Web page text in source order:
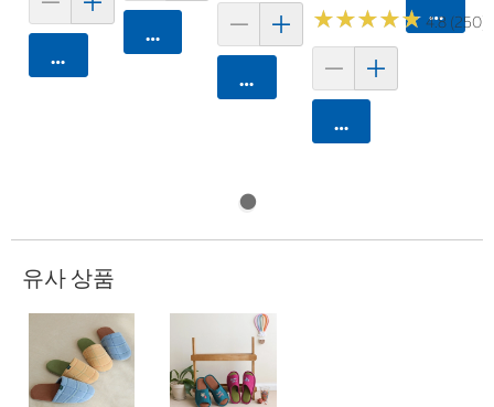
카트에 담기
카트에 담기
카트에 담기
★★★★★
★★★★★ 4.8 (250)
카트에 담기
카트에
유사 상품